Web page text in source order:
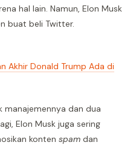
hal lain. Namun, Elon Musk
buat beli Twitter.
Akhir Donald Trump Ada di
manajemennya dan dua
Elon Musk juga sering
konten spam dan